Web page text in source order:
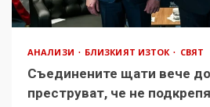
АНАЛИЗИ БЛИЗКИЯТ ИЗТОК СВЯТ
Съединените щати вече
преструват, че не